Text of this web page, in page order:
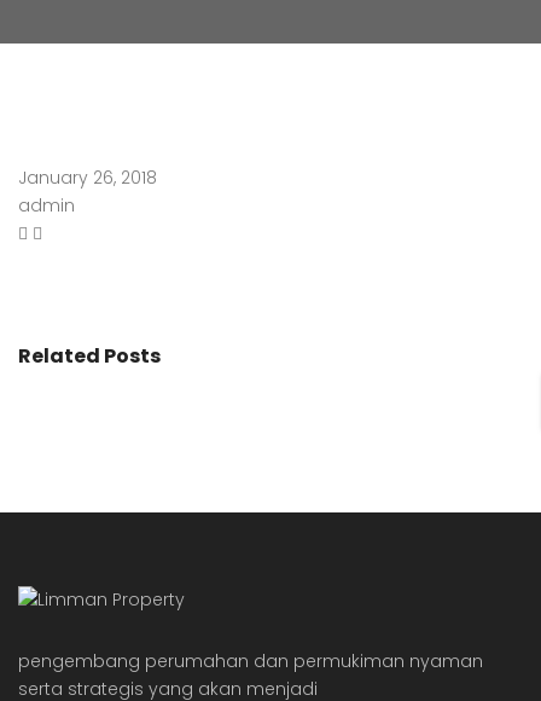
January 26, 2018
admin
Related Posts
pengembang perumahan dan permukiman nyaman
serta strategis yang akan menjadi